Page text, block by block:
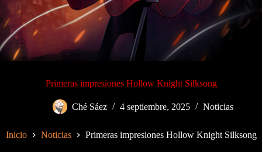
Primeras impresiones Hollow Knight Silksong
Ché Sáez 4 septiembre, 2025 Noticias
Inicio Noticias Primeras impresiones Hollow Knight Silksong